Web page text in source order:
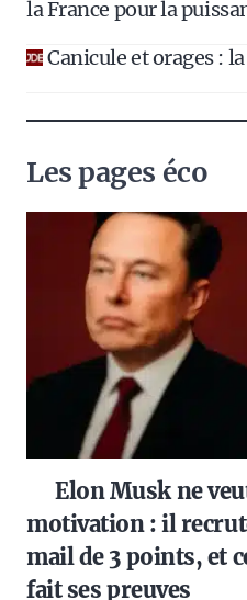
la France pour la
Canicule et orages :
Les pages éco
Elon Musk ne
motivation : il
mail de 3 points, et
fait ses preuves